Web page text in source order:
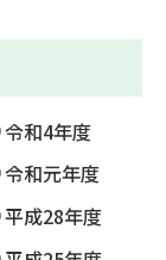
令和4年度
令和元年度
平成28年度